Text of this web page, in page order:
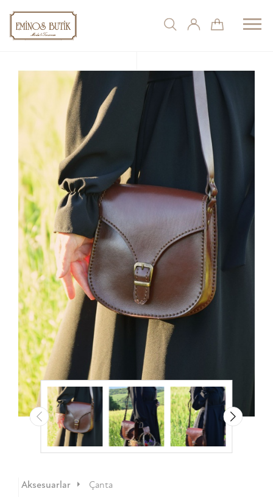
Aksesuarlar Çanta